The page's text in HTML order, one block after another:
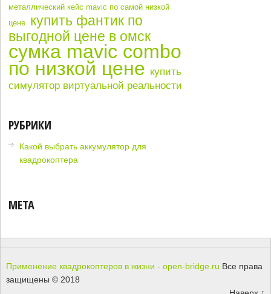
металлический кейс mavic по самой низкой
цене купить фантик по
выгодной цене в омск
сумка mavic combo
по низкой цене купить
симулятор виртуальной реальности
РУБРИКИ
Какой выбрать аккумулятор для
квадрокоптера
МЕТА
Применение квадрокоптеров в жизни - open-bridge.ru Все права
защищены © 2018